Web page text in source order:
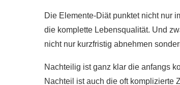
Die Elemente-Diät punktet nicht nur
die komplette Lebensqualität. Und
nicht nur kurzfristig abnehmen
Nachteilig ist ganz klar die anfangs
Nachteil ist auch die oft komplizierte